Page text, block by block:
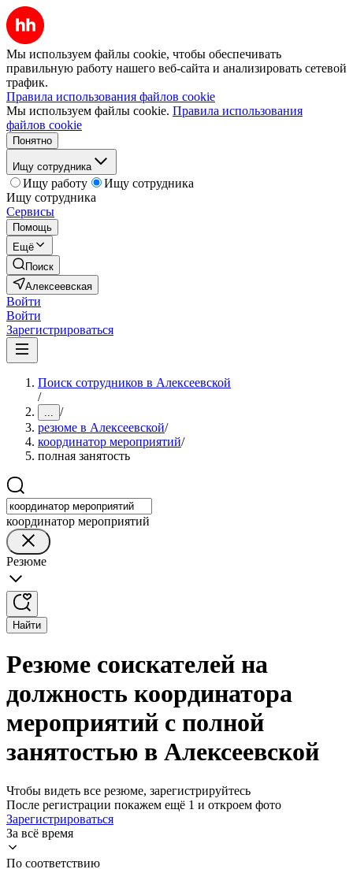
Мы используем файлы cookie, чтобы обеспечивать
правильную работу нашего веб-сайта и анализировать сетевой
трафик.
Правила использования файлов cookie
Мы используем файлы cookie. Правила использования
файлов cookie
Понятно
Ищу сотрудника
Ищу работу
Ищу сотрудника
Ищу сотрудника
Сервисы
Помощь
Ещё
Поиск
Алексеевская
Войти
Войти
Зарегистрироваться
Поиск сотрудников в Алексеевской
/
... /
резюме в Алексеевской/
координатор мероприятий/
полная занятость
координатор мероприятий
Резюме
Найти
Резюме соискателей на
должность координатора
мероприятий с полной
занятостью в Алексеевской
Чтобы видеть все резюме, зарегистрируйтесь
После регистрации покажем ещё 1 и откроем фото
Зарегистрироваться
За всё время
По соответствию